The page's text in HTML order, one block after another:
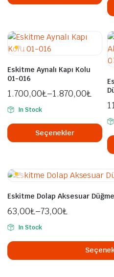
Eskitme Aynalı Kapı Kolu
01-016
1.700,00₺–1.870,00₺
In Stock
Seçenekler
Bu
Eskitme Dolap Aksesuar
63,00₺–73,00₺
In Stock